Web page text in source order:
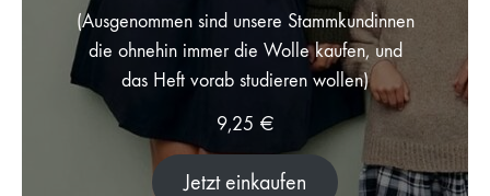
(Ausgenommen sind unsere Stammkundinnen
die ohnehin immer die Wolle kaufen, und
das Heft vorab studieren wollen)
9,25 €
Jetzt einkaufen